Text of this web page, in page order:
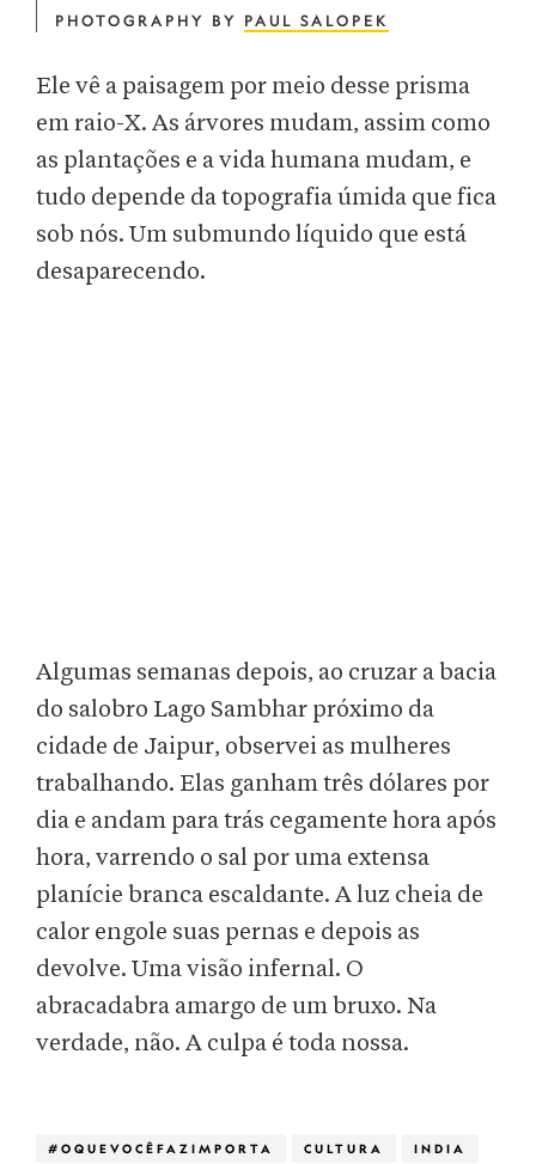
PHOTOGRAPHY BY PAUL SALOPEK
Ele vê a paisagem por meio desse prisma
em raio-X. As árvores mudam, assim como
as plantações e a vida humana mudam, e
tudo depende da topografia úmida que fica
sob nós. Um submundo líquido que está
desaparecendo.
Algumas semanas depois, ao cruzar a bacia
do salobro Lago Sambhar próximo da
cidade de Jaipur, observei as mulheres
trabalhando. Elas ganham três dólares por
dia e andam para trás cegamente hora após
hora, varrendo o sal por uma extensa
planície branca escaldante. A luz cheia de
calor engole suas pernas e depois as
devolve. Uma visão infernal. O
abracadabra amargo de um bruxo. Na
verdade, não. A culpa é toda nossa.
#OQUEVOCÊFAZIMPORTA CULTURA INDIA